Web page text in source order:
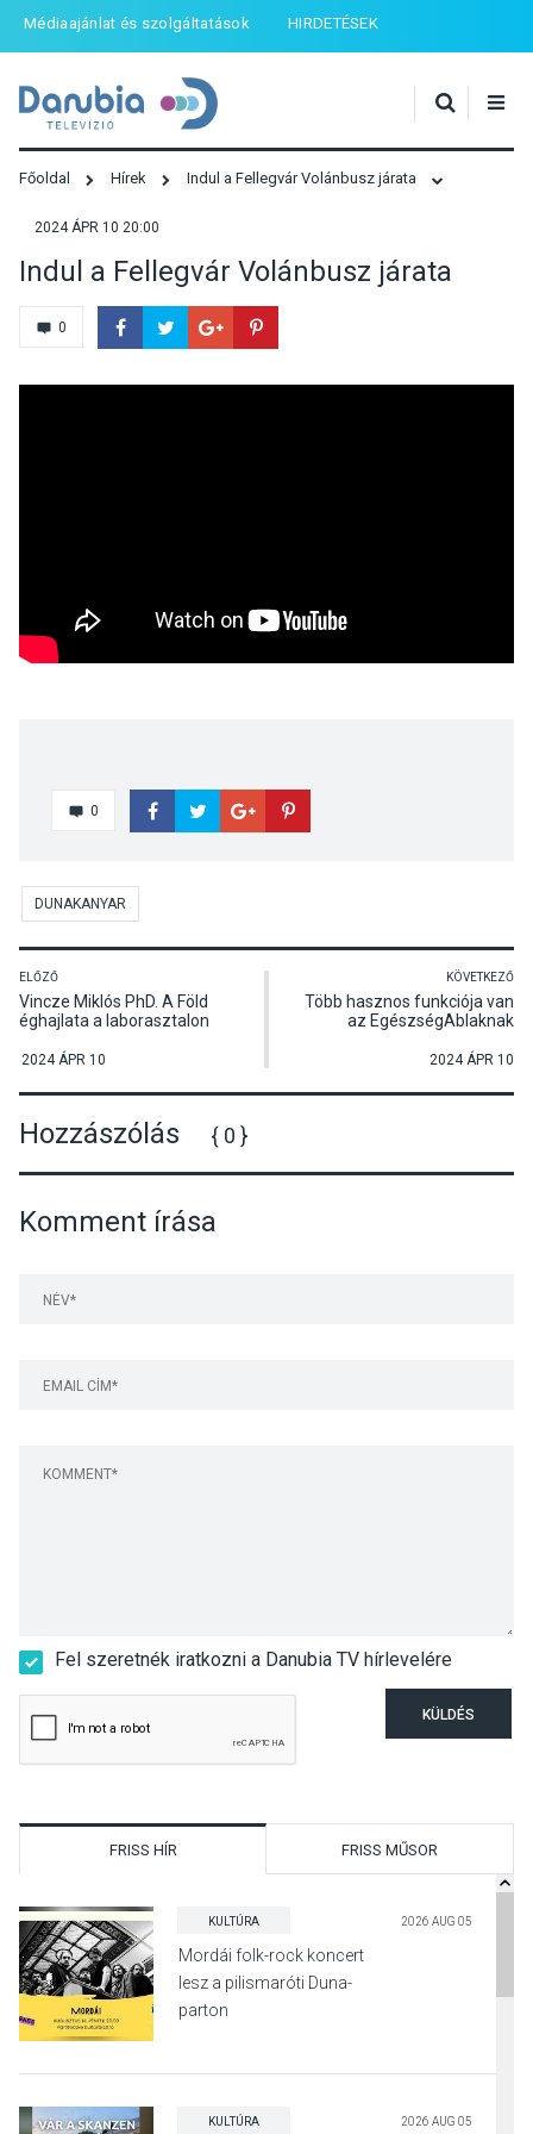
Médiaajánlat és szolgáltatások HIRDETÉSEK
Főoldal Hírek Indul a Fellegvár Volánbusz járata
2024 ÁPR 10 20:00
Indul a Fellegvár Volánbusz járata
0
0
DUNAKANYAR
ELŐZŐ
Vincze Miklós PhD. A Föld
éghajlata a laborasztalon
2024 ÁPR 10
KÖVETKEZŐ
Több hasznos funkciója van
az EgészségAblaknak
2024 ÁPR 10
Hozzászólás { 0 }
Komment írása
Fel szeretnék iratkozni a Danubia TV hírlevelére
KÜLDÉS
FRISS HÍR FRISS MŰSOR
KULTÚRA 2026 AUG 05
Mordái folk-rock koncert
lesz a pilismaróti Duna-
parton
KULTÚRA 2026 AUG 05